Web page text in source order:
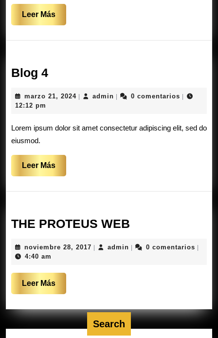
Leer MásLeer
Más
Blog 4Blog
marzo 21, 2024marzo
| adminadmin
| 0 comentarios |
12:12 pm
Lorem ipsum dolor sit amet consectetur adipiscing elit, sed do
eiusmod.
Leer MásLeer
Más
THE PROTEUS WEB
WEB
noviembre 28, 2017 noviembre
| adminadmin
| 0 comentarios |
4:40 am
Leer MásLeer
Más
Search